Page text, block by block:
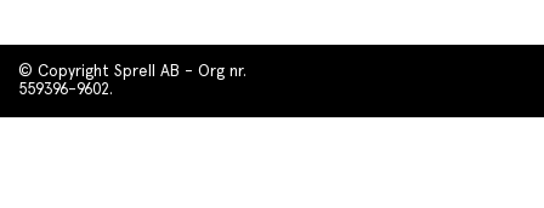
© Copyright Sprell AB - Org nr.
559396-9602.